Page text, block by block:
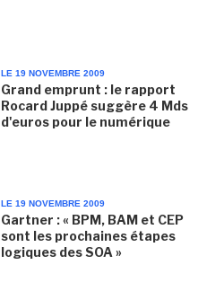
LE 19 NOVEMBRE 2009
Grand emprunt : le rapport
Rocard Juppé suggère 4 Mds
d'euros pour le numérique
LE 19 NOVEMBRE 2009
Gartner : « BPM, BAM et CEP
sont les prochaines étapes
logiques des SOA »